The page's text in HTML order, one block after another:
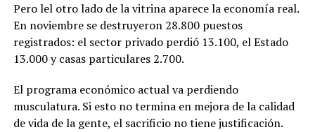
Pero lel otro lado de la vitrina aparece la economía real.
En noviembre se destruyeron 28.800 puestos
registrados: el sector privado perdió 13.100, el Estado
13.000 y casas particulares 2.700.
El programa económico actual va perdiendo
musculatura. Si esto no termina en mejora de la calidad
de vida de la gente, el sacrificio no tiene justificación.